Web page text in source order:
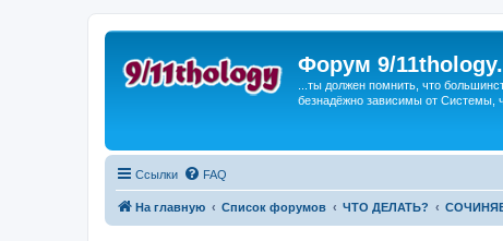
Форум 9/
...ты должен помнить, что
безнадёжно зависимы от Системы,
Ссылки FAQ
На главную Список форумов ЧТО ДЕЛАТЬ?